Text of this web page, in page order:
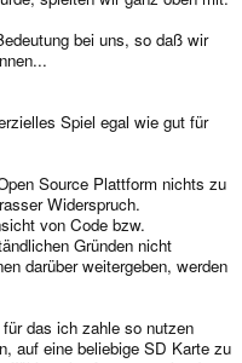
bei uns, so daß wir
Spiel egal wie gut für
Source Plattform nichts zu
Widerspruch.
von Code bzw.
Gründen nicht
darüber weitergeben, werden
das ich zahle so nutzen
auf eine beliebige SD Karte zu